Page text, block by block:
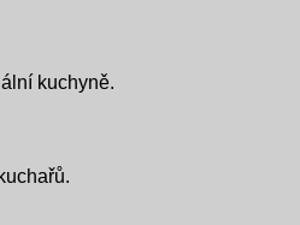
kuchyně.